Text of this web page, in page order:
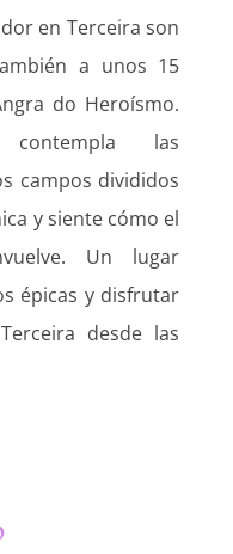
en Terceira son
a unos 15
do Heroísmo.
las
campos divididos
y siente cómo el
Un lugar
épicas y disfrutar
desde las